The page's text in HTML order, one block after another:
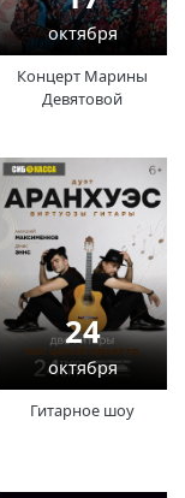
октября
Концерт Марины
Девятовой
24
октября
Гитарное шоу